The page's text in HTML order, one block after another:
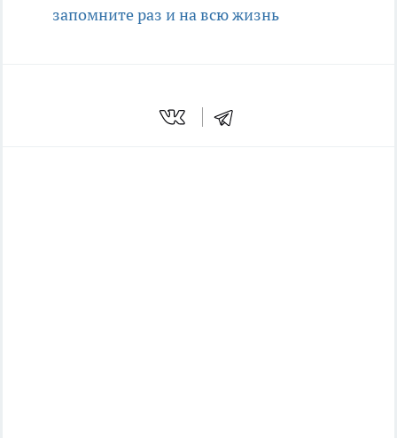
запомните раз и на всю жизнь